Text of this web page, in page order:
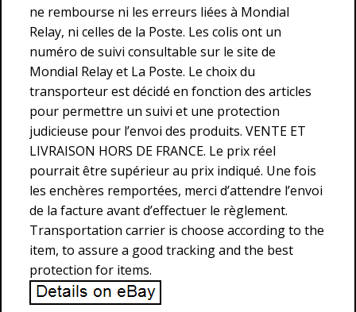
ne rembourse ni les erreurs liées à Mondial
Relay, ni celles de la Poste. Les colis ont un
numéro de suivi consultable sur le site de
Mondial Relay et La Poste. Le choix du
transporteur est décidé en fonction des articles
pour permettre un suivi et une protection
judicieuse pour l’envoi des produits. VENTE ET
LIVRAISON HORS DE FRANCE. Le prix réel
pourrait être supérieur au prix indiqué. Une fois
les enchères remportées, merci d’attendre l’envoi
de la facture avant d’effectuer le règlement.
Transportation carrier is choose according to the
item, to assure a good tracking and the best
protection for items.